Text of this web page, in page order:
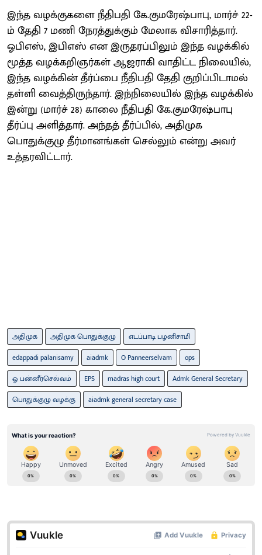
இந்த வழக்குகளை நீதிபதி கே.குமரேஷ்பாபு, மார்ச் 22-
ம் தேதி 7 மணி நேரத்துக்கும் மேலாக விசாரித்தார்.
ஓபிஎஸ், இபிஎஸ் என இருதரப்பிலும் இந்த வழக்கில்
மூத்த வழக்கறிஞர்கள் ஆஜராகி வாதிட்ட நிலையில்,
இந்த வழக்கின் தீர்ப்பை நீதிபதி தேதி குறிப்பிடாமல்
தள்ளி வைத்திருந்தார். இந்நிலையில் இந்த வழக்கில்
இன்று (மார்ச் 28) காலை நீதிபதி கே.குமரேஷ்பாபு
தீர்ப்பு அளித்தார். அந்தத் தீர்ப்பில், அதிமுக
பொதுக்குழு தீர்மானங்கள் செல்லும் என்று அவர்
உத்தரவிட்டார்.
அதிமுக அதிமுக பொதுக்குழு
எடப்பாடி பழனிசாமி
edappadi palanisamy
aiadmk O Panneerselvam
ops
ஓ பன்னீர்செல்வம்
EPS madras high court
Admk General Secretary
பொதுக்குழு வழக்கு
aiadmk general secretary case